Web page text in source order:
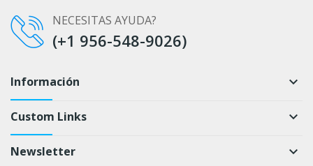
NECESITAS AYUDA?
(+1 956-548-9026)
Información keyboard_arrow_down
Custom Links keyboard_arrow_down
Newsletter keyboard_arrow_down